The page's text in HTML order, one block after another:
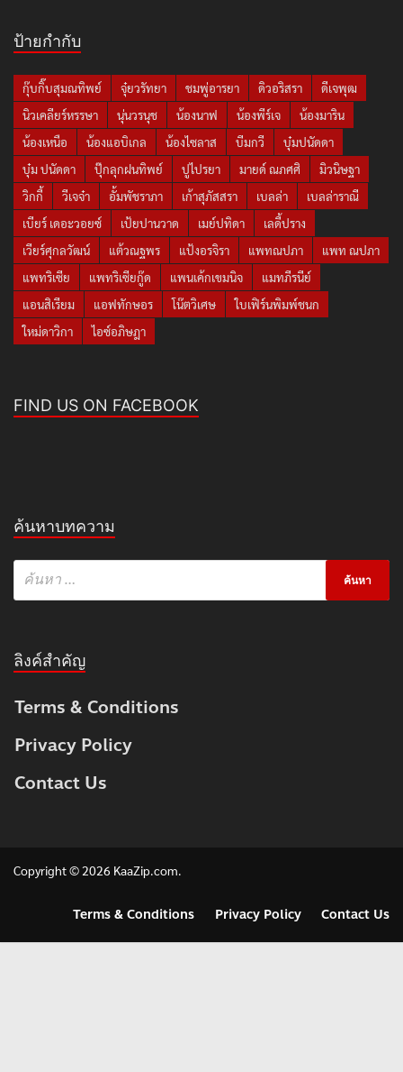
ป้ายกำกับ
กุ๊บกิ๊บสุมณทิพย์ จุ๋ยวรัทยา ชมพู่อารยา ดิวอริสรา
ดีเจพุฒ
นิวเคลียร์หรรษา
นุ่นวรนุช น้องนาฟ น้องพีร์เจ
น้องมาริน
น้องเหนือ
น้องแอบิเกล น้องไซลาส บีมกวี
บุ๋มปนัดดา
บุ๋ม ปนัดดา
ปุ๊กลุกฝนทิพย์ ปูไปรยา มายด์ ณภศศิ
มิวนิษฐา
วิกกี้
วีเจจ๋า อั้มพัชราภา เก้าสุภัสสรา เบลล่า
เบลล่าราณี
เบียร์ เดอะวอยซ์
เป้ยปานวาด เมย์ปทิดา
เลดี้ปราง
เวียร์ศุกลวัฒน์
แต้วณฐพร แป้งอรจิรา แพทณปภา
แพท ณปภา
แพทริเซีย
แพทริเซียกู๊ด แพนเค้กเขมนิจ
แมทภีรนีย์
แอนสิเรียม
แอฟทักษอร โน๊ตวิเศษ
ใบเฟิร์นพิมพ์ชนก
ใหม่ดาวิกา
ไอซ์อภิษฎา
FIND US ON FACEBOOK
ค้นหาบทความ
ลิงค์สำคัญ
Terms & Conditions
Privacy Policy
Contact Us
Copyright © 2026 KaaZip.com.
Terms & Conditions Privacy Policy Contact Us